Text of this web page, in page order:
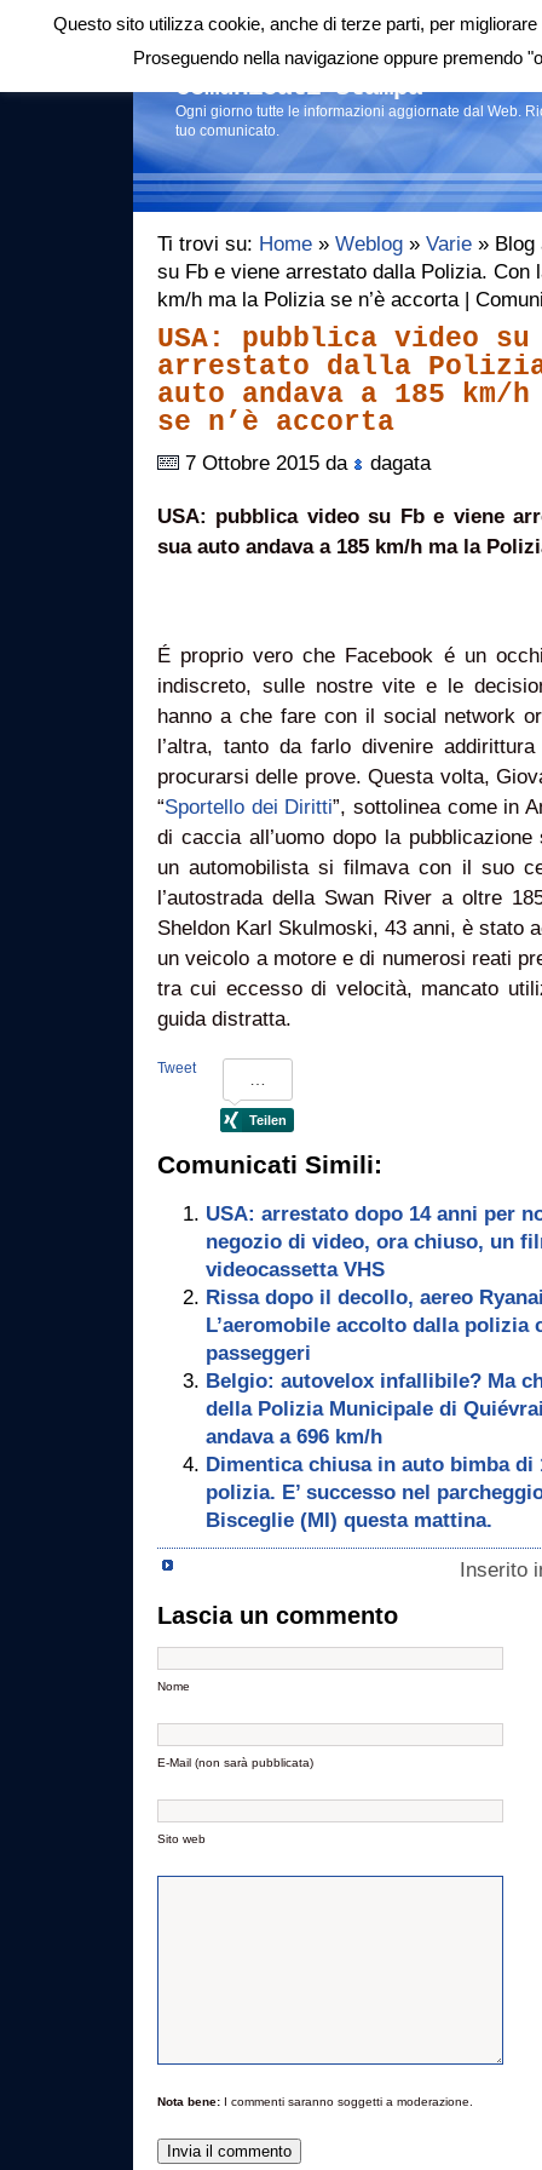
Login|RSS |
Comunicati stampa
Ogni giorno tutte le informazioni aggiornate dal Web.
tuo comunicato.
Ti trovi su: Home » Weblog » Varie » Blog
su Fb e viene arrestato dalla Polizia. Con
km/h ma la Polizia se n’è accorta |
USA: pubblica video
arrestato dalla
auto andava a 185 km/
se n’è accorta
7 Ottobre 2015 da dagata
USA: pubblica video su Fb e viene
sua auto andava a 185 km/h ma la
É proprio vero che Facebook é un
indiscreto, sulle nostre vite e le
hanno a che fare con il social network
l’altra, tanto da farlo divenire
procurarsi delle prove. Questa volta,
“Sportello dei Diritti”, sottolinea come in
di caccia all’uomo dopo la
un automobilista si filmava con il suo
l’autostrada della Swan River a oltre
Sheldon Karl Skulmoski, 43 anni, è stato
un veicolo a motore e di numerosi reati
tra cui eccesso di velocità, mancato
guida distratta.
Tweet
Comunicati Simili:
USA: arrestato dopo 14 anni per
negozio di video, ora chiuso, un
videocassetta VHS
Rissa dopo il decollo, aereo
L’aeromobile accolto dalla polizia
passeggeri
Belgio: autovelox infallibile? Ma
della Polizia Municipale di
andava a 696 km/h
Dimentica chiusa in auto bimba di
polizia. E’ successo nel
Bisceglie (MI) questa mattina.
Inserito
Lascia un commento
Nome
E-Mail (non sarà pubblicata)
Sito web
Nota bene: I commenti saranno soggetti a moderazione.
Questo sito utilizza cookie, anche di terze parti, per
Proseguendo nella navigazione oppure premendo